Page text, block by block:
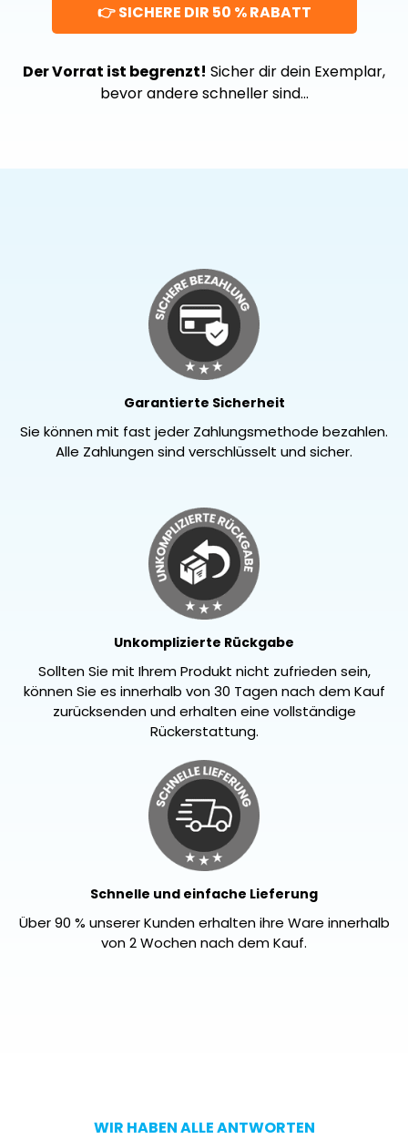
👉 SICHERE DIR 50 % RABATT
Der Vorrat ist begrenzt! Sicher dir dein Exemplar,
bevor andere schneller sind…
Garantierte Sicherheit
Sie können mit fast jeder Zahlungsmethode bezahlen.
Alle Zahlungen sind verschlüsselt und sicher.
Unkomplizierte Rückgabe
Sollten Sie mit Ihrem Produkt nicht zufrieden sein,
können Sie es innerhalb von 30 Tagen nach dem Kauf
zurücksenden und erhalten eine vollständige
Rückerstattung.
Schnelle und einfache Lieferung
Über 90 % unserer Kunden erhalten ihre Ware innerhalb
von 2 Wochen nach dem Kauf.
WIR HABEN ALLE ANTWORTEN​